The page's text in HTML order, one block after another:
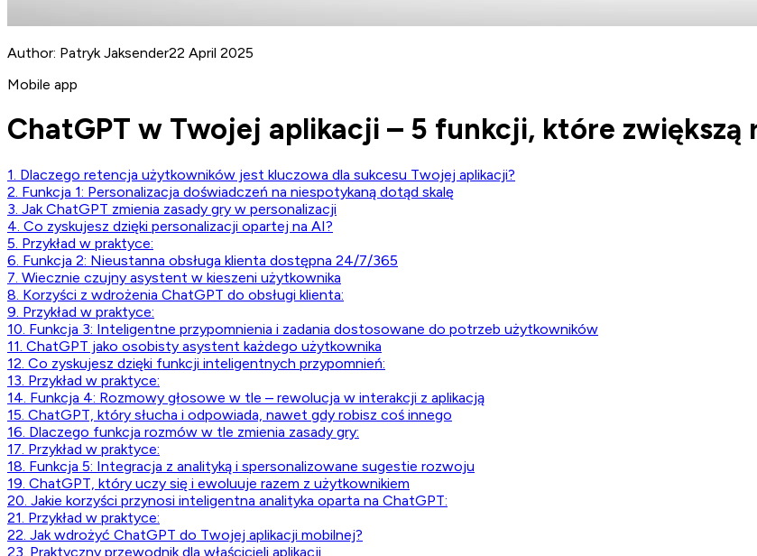
Author: Patryk Jaksender22 April 2025
Mobile app
ChatGPT w Twojej aplikacji – 5 funkcji, które zwiększą
1. Dlaczego retencja użytkowników jest kluczowa dla sukcesu Twojej aplikacji?
2. Funkcja 1: Personalizacja doświadczeń na niespotykaną dotąd skalę
3. Jak ChatGPT zmienia zasady gry w personalizacji
4. Co zyskujesz dzięki personalizacji opartej na AI?
5. Przykład w praktyce:
6. Funkcja 2: Nieustanna obsługa klienta dostępna 24/7/365
7. Wiecznie czujny asystent w kieszeni użytkownika
8. Korzyści z wdrożenia ChatGPT do obsługi klienta:
9. Przykład w praktyce:
10. Funkcja 3: Inteligentne przypomnienia i zadania dostosowane do potrzeb użytkowników
11. ChatGPT jako osobisty asystent każdego użytkownika
12. Co zyskujesz dzięki funkcji inteligentnych przypomnień:
13. Przykład w praktyce:
14. Funkcja 4: Rozmowy głosowe w tle – rewolucja w interakcji z aplikacją
15. ChatGPT, który słucha i odpowiada, nawet gdy robisz coś innego
16. Dlaczego funkcja rozmów w tle zmienia zasady gry:
17. Przykład w praktyce:
18. Funkcja 5: Integracja z analityką i spersonalizowane sugestie rozwoju
19. ChatGPT, który uczy się i ewoluuje razem z użytkownikiem
20. Jakie korzyści przynosi inteligentna analityka oparta na ChatGPT:
21. Przykład w praktyce:
22. Jak wdrożyć ChatGPT do Twojej aplikacji mobilnej?
23. Praktyczny przewodnik dla właścicieli aplikacji